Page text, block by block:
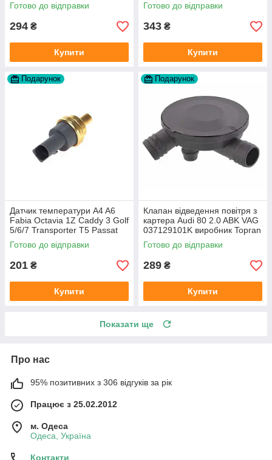
Готово до відправки
294 ₴
Купити
Готово до відправки
343 ₴
Купити
Подарунок
Датчик температури A4 A6
Fabia Octavia 1Z Caddy 3 Golf
5/6/7 Transporter T5 Passat
B6 (колір сірий)
Готово до відправки
201 ₴
Купити
Подарунок
Клапан відведення повітря з
картера Audi 80 2.0 ABK VAG
037129101K виробник Topran
Німеччина
Готово до відправки
289 ₴
Купити
Показати ще
Про нас
95% позитивних з 306 відгуків за рік
Працює з 25.02.2012
м. Одеса
Одеса, Україна
Контакти